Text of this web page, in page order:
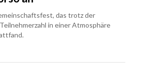
das trotz der
in einer Atmosphäre